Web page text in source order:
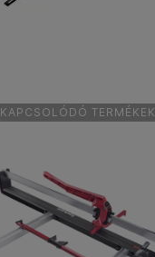
KAPCSOLÓDÓ TERMÉKEK